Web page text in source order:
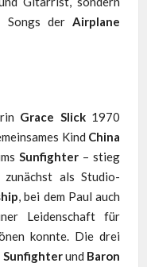
der Airplane
Grace Slick1970
Kind China
Sunfighter – stieg
als Studio-
, bei dem Paul auch
Leidenschaft für
konnte. Die drei
Sunfighterund Baron